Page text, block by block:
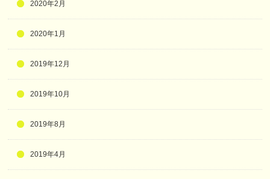
2020年2月
2020年1月
2019年12月
2019年10月
2019年8月
2019年4月